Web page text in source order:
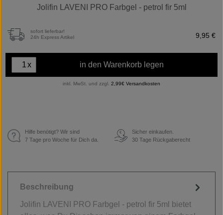
Jolifin LAVENI PRO Farbgel - petrol fir 5ml
sofort lieferbar!
24h Express Artikel
9,95 €
x in den Warenkorb legen
inkl. MwSt. und zzgl. 2,99€ Versandkosten
Hilfe benötigt? Wir sind
7 Tage pro Woche für Dich da.
€
Sicher einkaufen.
30 Tage Rückgaberecht
Beschreibung
Jolifin LAVENI PRO Farbgel - petrol fir 5ml bietet